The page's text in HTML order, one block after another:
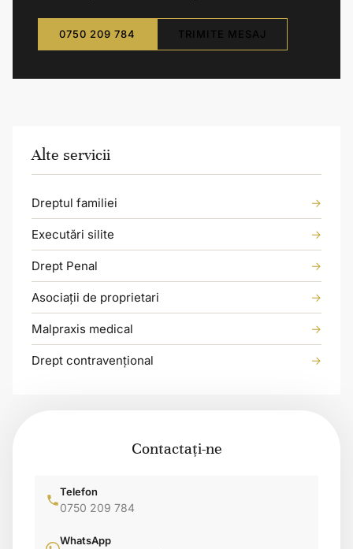
0750 209 784 TRIMITE MESAJ
Alte servicii
Dreptul familiei
Executări silite
Drept Penal
Asociații de proprietari
Malpraxis medical
Drept contravențional
Contactați-ne
Telefon
0750 209 784
WhatsApp